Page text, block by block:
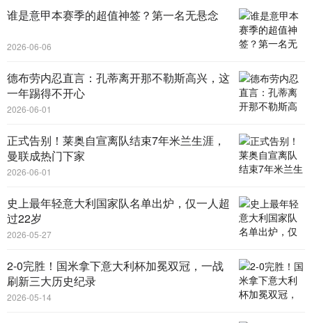
谁是意甲本赛季的超值神签？第一名无悬念
2026-06-06
德布劳内忍直言：孔蒂离开那不勒斯高兴，这
一年踢得不开心
2026-06-01
正式告别！莱奥自宣离队结束7年米兰生涯，
曼联成热门下家
2026-06-01
史上最年轻意大利国家队名单出炉，仅一人超
过22岁
2026-05-27
2-0完胜！国米拿下意大利杯加冕双冠，一战
刷新三大历史纪录
2026-05-14